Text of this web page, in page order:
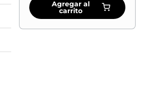
Agregar al
carrito